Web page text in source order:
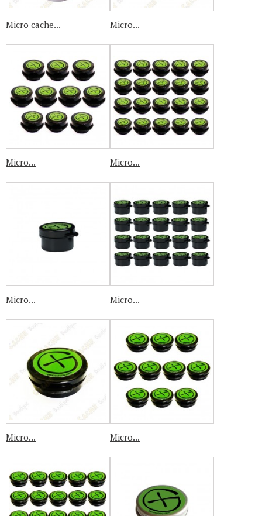
Micro cache... Micro...
Micro... Micro...
Micro... Micro...
Micro... Micro...